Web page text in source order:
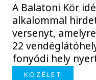
A Balatoni Kör
alkalommal
versenyt,
22
fonyódi hely
KÖZÉLET